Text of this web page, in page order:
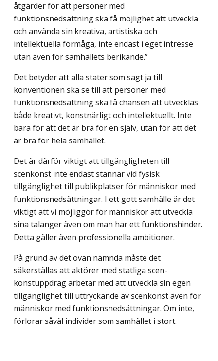
åtgärder för att personer med
funktionsnedsättning ska få möjlighet att utveckla
och använda sin kreativa, artistiska och
intellektuella förmåga, inte endast i eget intresse
utan även för samhällets berikande.”
Det betyder att alla stater som sagt ja till
konventionen ska se till att personer med
funktionsnedsättning ska få chansen att utvecklas
både kreativt, konstnärligt och intellektuellt. Inte
bara för att det är bra för en själv, utan för att det
är bra för hela samhället.
Det är därför viktigt att tillgängligheten till
scenkonst inte endast stannar vid fysisk
tillgänglighet till publikplatser för människor med
funktionsnedsättningar. I ett gott samhälle är det
viktigt att vi möjliggör för människor att utveckla
sina talanger även om man har ett funktionshinder.
Detta gäller även professionella ambitioner.
På grund av det ovan nämnda måste det
säkerställas att aktörer med statliga scen­
konstuppdrag arbetar med att utveckla sin egen
tillgänglighet till uttryckande av scenkonst även för
människor med funktionsnedsättningar. Om inte,
förlorar såväl individer som samhället i stort.